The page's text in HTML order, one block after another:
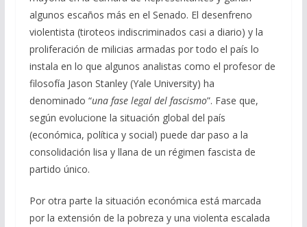
algunos escaños más en el Senado. El desenfreno
violentista (tiroteos indiscriminados casi a diario) y la
proliferación de milicias armadas por todo el país lo
instala en lo que algunos analistas como el profesor de
filosofía Jason Stanley (Yale University) ha
denominado “una fase legal del fascismo”. Fase que,
según evolucione la situación global del país
(económica, política y social) puede dar paso a la
consolidación lisa y llana de un régimen fascista de
partido único.
Por otra parte la situación económica está marcada
por la extensión de la pobreza y una violenta escalada